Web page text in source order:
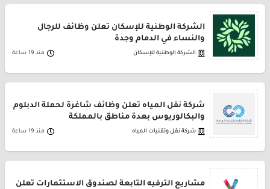
الشركة الوطنية للإسكان تعلن وظائف للرجال
والنساء في الدمام وجدة
الشركة الوطنية للإسكان منذ 19 ساعة
شركة نقل المياه تعلن وظائف شاغرة لحملة الدبلوم
والبكالوريوس بعدة مناطق بالمملكة
شركة نقل وتقنيات المياه منذ 19 ساعة
مشاريع الترفيه التابعة لصندوق الاستثمارات تعلن